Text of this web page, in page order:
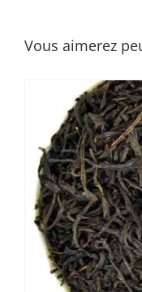
Vous aimerez